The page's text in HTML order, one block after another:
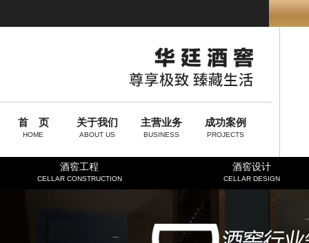
首 页
HOME
关于我们
ABOUT US
主营业务
BUSINESS
成功案例
PROJECTS
酒窖工程
CELLAR CONSTRUCTION
酒窖设计
CELLAR DESIGN